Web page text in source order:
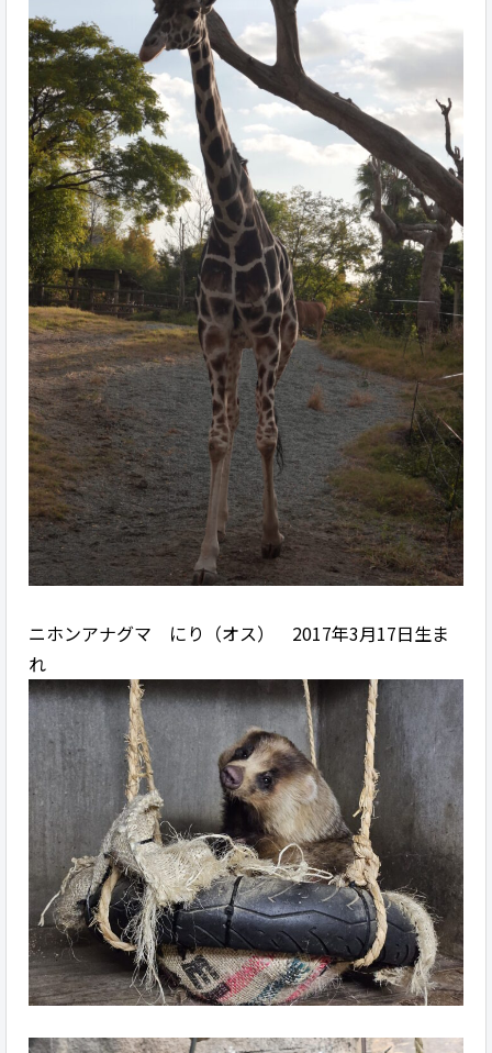
ニホンアナグマ にり（オス） 2017年3月17日生ま
れ